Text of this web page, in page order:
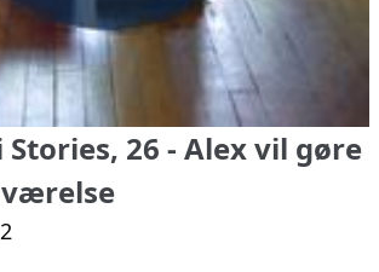
26 - Alex vil gøre